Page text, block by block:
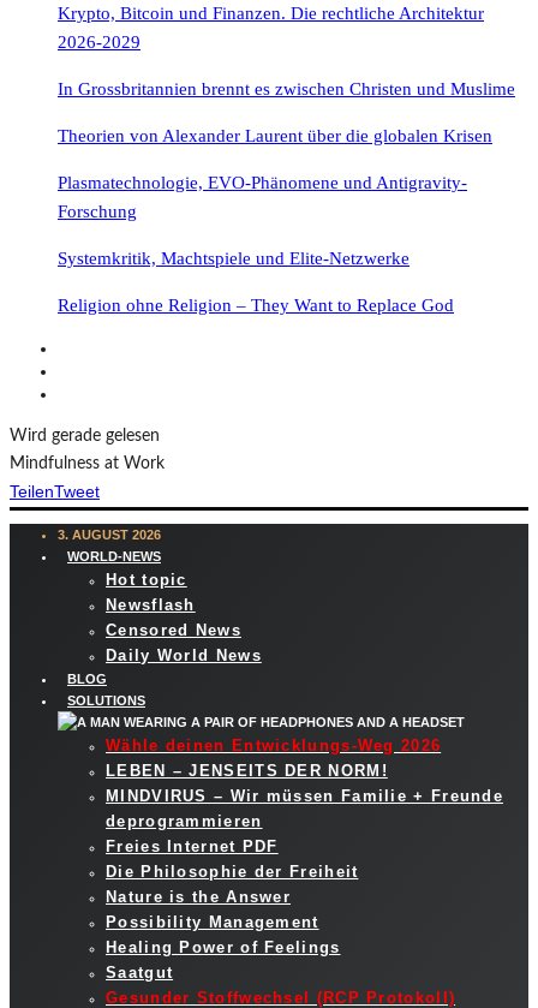
Krypto, Bitcoin und Finanzen. Die rechtliche Architektur
2026-2029
In Grossbritannien brennt es zwischen Christen und Muslime
Theorien von Alexander Laurent über die globalen Krisen
Plasmatechnologie, EVO-Phänomene und Antigravity-
Forschung
Systemkritik, Machtspiele und Elite-Netzwerke
Religion ohne Religion – They Want to Replace God
Wird gerade gelesen
Mindfulness at Work
TeilenTweet
3. AUGUST 2026
WORLD-NEWS
Hot topic
Newsflash
Censored News
Daily World News
BLOG
SOLUTIONS
Wähle deinen Entwicklungs-Weg 2026
LEBEN – JENSEITS DER NORM!
MINDVIRUS – Wir müssen Familie + Freunde
deprogrammieren
Freies Internet PDF
Die Philosophie der Freiheit
Nature is the Answer
Possibility Management
Healing Power of Feelings
Saatgut
Gesunder Stoffwechsel (RCP Protokoll)